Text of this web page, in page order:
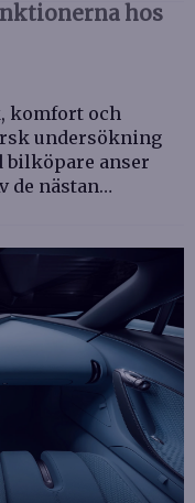
hos
komfort och
undersökning
bilköpare anser
de nästan…